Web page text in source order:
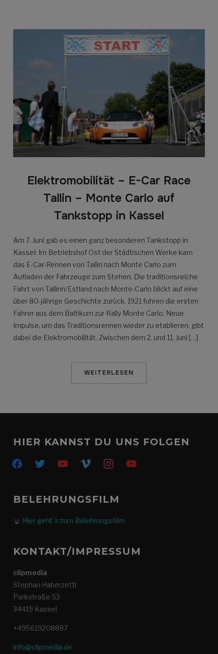
Elektromobilität – E-Car Race
Tallin – Monte Carlo auf
Tankstopp in Kassel
Am 7. Juni gab es einen ganz besonderen Tankstopp in
Kassel: Im Betriebshof Ost der Städtischen Werke kam
das E-Car-Rennen von Tallin nach Monte Carlo zum
Aufladen der Fahrzeuge zum Stehen. Die traditionsreiche
Fahrt von Tallinn/Estland nach Monte-Carlo blickt auf eine
über 80-jährige Geschichte zurück. 1921 fuhren die ersten
Fahrer aus dem Baltikum zur Rally Monte Carlo. Neue
Impulse, um das Traditionsrennen wieder zu etablieren, gibt
dabei die Elektromobilität. Zwischen dem 2. und 11. Juni […]
WEITERLESEN
HIER KANNST DU UNS FOLGEN
facebooktwitter youtube vimeo instagramyoutube
BELEHRUNGSFILM
Hier geht´s zum Belehrungsfilm
KONTAKT/IMPRESSUM
clipmedia
Stephan Haberzettl
Parkstraße 53
34419 Kassel
+495619208887
info@clipmedia.de